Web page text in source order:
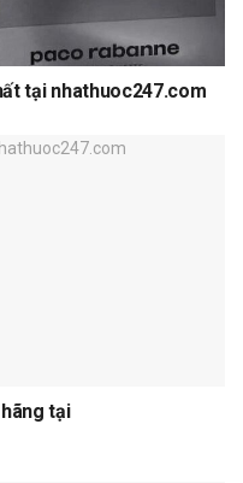
tại nhathuoc247.com
tại